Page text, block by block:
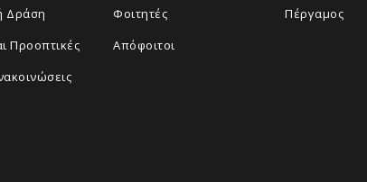
Δράση
Προοπτικές
Φοιτητές
Απόφοιτοι
Πέργαμος